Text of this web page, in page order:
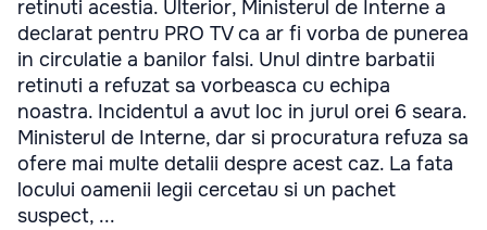
retinuti acestia. Ulterior, Ministerul de Interne a
declarat pentru PRO TV ca ar fi vorba de punerea
in circulatie a banilor falsi. Unul dintre barbatii
retinuti a refuzat sa vorbeasca cu echipa
noastra. Incidentul a avut loc in jurul orei 6 seara.
Ministerul de Interne, dar si procuratura refuza sa
ofere mai multe detalii despre acest caz. La fata
locului oamenii legii cercetau si un pachet
suspect, ...